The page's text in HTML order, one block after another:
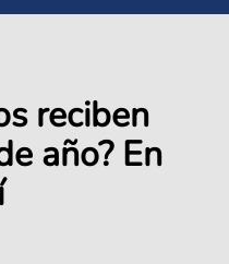
reciben
año? En